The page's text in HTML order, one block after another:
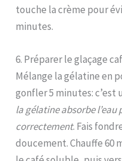
touche la crème pour
minutes.
6. Préparer le glaçage
Mélange la gélatine en
gonfler 5 minutes: c’est
la gélatine absorbe
correctement. Fais
doucement. Chauffe